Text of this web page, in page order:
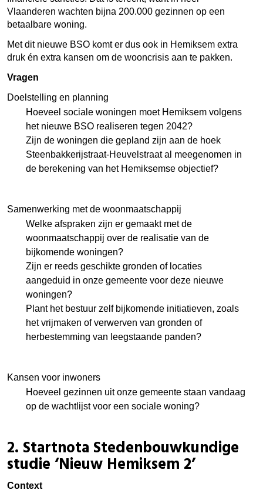
Vlaanderen wachten bijna 200.000 gezinnen op een
betaalbare woning.
Met dit nieuwe BSO komt er dus ook in Hemiksem extra
druk én extra kansen om de wooncrisis aan te pakken.
Vragen
Doelstelling en planning
Hoeveel sociale woningen moet Hemiksem volgens
het nieuwe BSO realiseren tegen 2042?
Zijn de woningen die gepland zijn aan de hoek
Steenbakkerijstraat-Heuvelstraat al meegenomen in
de berekening van het Hemiksemse objectief?
Samenwerking met de woonmaatschappij
Welke afspraken zijn er gemaakt met de
woonmaatschappij over de realisatie van de
bijkomende woningen?
Zijn er reeds geschikte gronden of locaties
aangeduid in onze gemeente voor deze nieuwe
woningen?
Plant het bestuur zelf bijkomende initiatieven, zoals
het vrijmaken of verwerven van gronden of
herbestemming van leegstaande panden?
Kansen voor inwoners
Hoeveel gezinnen uit onze gemeente staan vandaag
op de wachtlijst voor een sociale woning?
2. Startnota Stedenbouwkundige
studie ‘Nieuw Hemiksem 2’
Context